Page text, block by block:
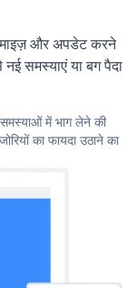
और अपडेट करने
समस्याएं या बग पैदा
में भाग लेने की
का फायदा उठाने का